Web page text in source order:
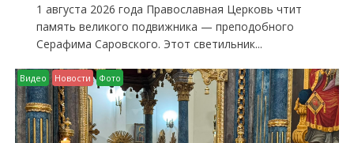
1 августа 2026 года Православная Церковь чтит
память великого подвижника — преподобного
Серафима Саровского. Этот светильник...
Видео Новости Фото